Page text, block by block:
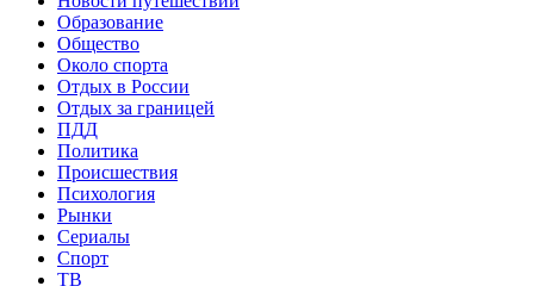
Образование
Общество
Около спорта
Отдых в России
Отдых за границей
ПДД
Политика
Происшествия
Психология
Рынки
Сериалы
Спорт
ТВ